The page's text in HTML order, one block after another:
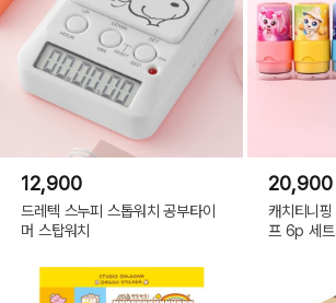
12,900
드레텍 스누피 스톱워치 공부타이
머 스탑워치
20,900
캐치티니
프 6p 세